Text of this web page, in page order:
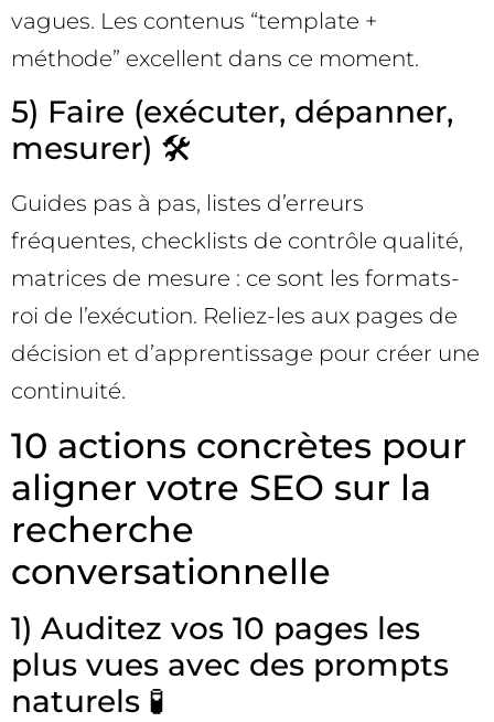
vagues. Les contenus “template +
méthode” excellent dans ce moment.
5) Faire (exécuter, dépanner,
mesurer) 🛠️
Guides pas à pas, listes d’erreurs
fréquentes, checklists de contrôle qualité,
matrices de mesure : ce sont les formats-
roi de l’exécution. Reliez-les aux pages de
décision et d’apprentissage pour créer une
continuité.
10 actions concrètes pour
aligner votre SEO sur la
recherche
conversationnelle
1) Auditez vos 10 pages les
plus vues avec des prompts
naturels 🧪